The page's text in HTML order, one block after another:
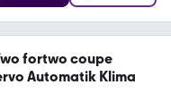
fortwo coupe
Automatik Klima